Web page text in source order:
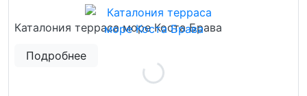
Каталония терраса море Коста Брава
Подробнее